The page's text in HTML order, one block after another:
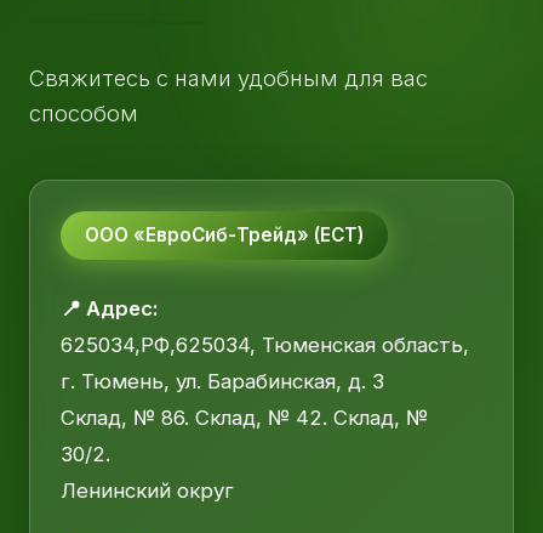
Свяжитесь с нами удобным для вас
способом
ООО «ЕвроСиб-Трейд» (ЕСТ)
📍 Адрес:
625034,РФ,625034, Тюменская область,
г. Тюмень, ул. Барабинская, д. 3
Склад, № 86. Склад, № 42. Склад, №
30/2.
Ленинский округ